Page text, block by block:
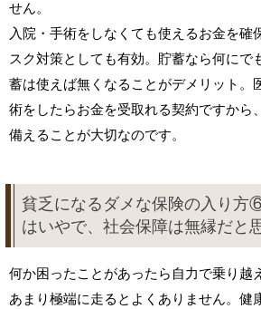
せん。
入院・手術をしなくても使えるお金を確
スク対策としても有効。貯蓄なら何にで
蓄は使えば無くなることがデメリット。
術をしたらお金を受取れる契約ですから
備えることが大切なのです。
貧乏になるダメな保険の入り方
はいやで、社会保障は無縁だと
何か困ったことがあったら自力で乗り越
あまり極端に走るとよくありません。健